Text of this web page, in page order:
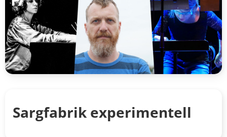
Sargfabrik experimentell